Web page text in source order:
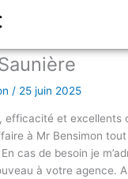
/ 25 juin 2025
efficacité et excellents
à Mr Bensimon
cas de besoin je
à votre agence.